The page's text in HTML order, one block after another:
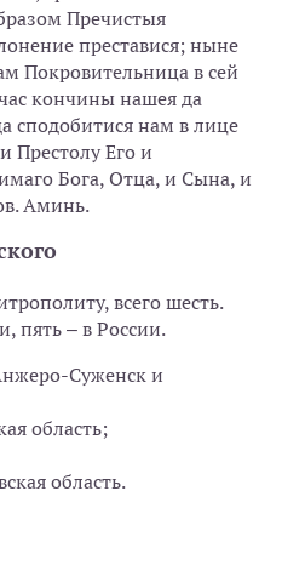
Пречистыя
преставися; ныне
Покровительница в сей
кончины нашея да
сподобитися нам в лице
Престолу Его и
Бога, Отца, и Сына, и
Аминь.
всего шесть.
пять – в России.
Суженск и
область;
область.